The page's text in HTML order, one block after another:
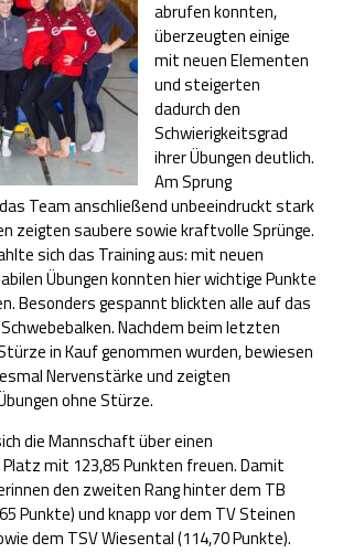
abrufen konnten,
überzeugten einige
mit neuen Elementen
und steigerten
dadurch den
Schwierigkeitsgrad
ihrer Übungen deutlich.
Am Sprung
Team anschließend unbeeindruckt stark
zeigten saubere sowie kraftvolle Sprünge.
sich das Training aus: mit neuen
Übungen konnten hier wichtige Punkte
Besonders gespannt blickten alle auf das
Nachdem beim letzten
in Kauf genommen wurden, bewiesen
Nervenstärke und zeigten
ohne Stürze.
die Mannschaft über einen
Platz mit 123,85 Punkten freuen. Damit
den zweiten Rang hinter dem TB
Punkte) und knapp vor dem TV Steinen
dem TSV Wiesental (114,70 Punkte).